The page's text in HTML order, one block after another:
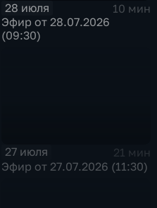
28 июля
10 мин
Эфир от 28.07.2026
(09:30)
27 июля
21 мин
Эфир от 27.07.2026 (11:30)